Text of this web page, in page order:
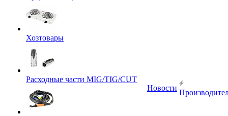
Хозтовары
Расходные части MIG/TIG/CUT
Новости